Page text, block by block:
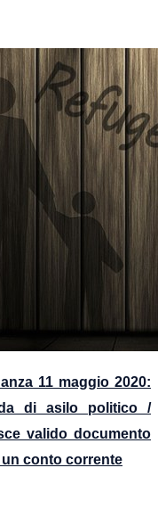
11 maggio 2020:
di asilo politico /
valido documento
conto corrente